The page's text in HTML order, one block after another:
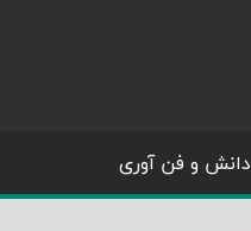
دانش و فن آوری